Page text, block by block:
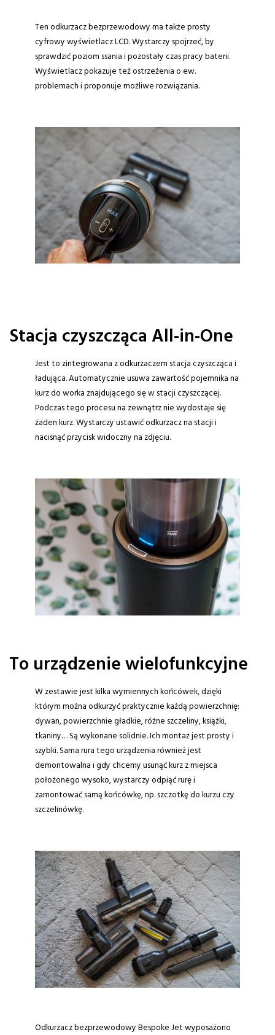
Ten odkurzacz bezprzewodowy ma także prosty
cyfrowy wyświetlacz LCD. Wystarczy spojrzeć, by
sprawdzić poziom ssania i pozostały czas pracy baterii.
Wyświetlacz pokazuje też ostrzeżenia o ew.
problemach i proponuje możliwe rozwiązania.
Stacja czyszcząca All-in-One
Jest to zintegrowana z odkurzaczem stacja czyszcząca i
ładująca. Automatycznie usuwa zawartość pojemnika na
kurz do worka znajdującego się w stacji czyszczącej.
Podczas tego procesu na zewnątrz nie wydostaje się
żaden kurz. Wystarczy ustawić odkurzacz na stacji i
nacisnąć przycisk widoczny na zdjęciu.
To urządzenie wielofunkcyjne
W zestawie jest kilka wymiennych końcówek, dzięki
którym można odkurzyć praktycznie każdą powierzchnię:
dywan, powierzchnie gładkie, różne szczeliny, książki,
tkaniny… Są wykonane solidnie. Ich montaż jest prosty i
szybki. Sama rura tego urządzenia również jest
demontowalna i gdy chcemy usunąć kurz z miejsca
położonego wysoko, wystarczy odpiąć rurę i
zamontować samą końcówkę, np. szczotkę do kurzu czy
szczelinówkę.
Odkurzacz bezprzewodowy Bespoke Jet wyposażono